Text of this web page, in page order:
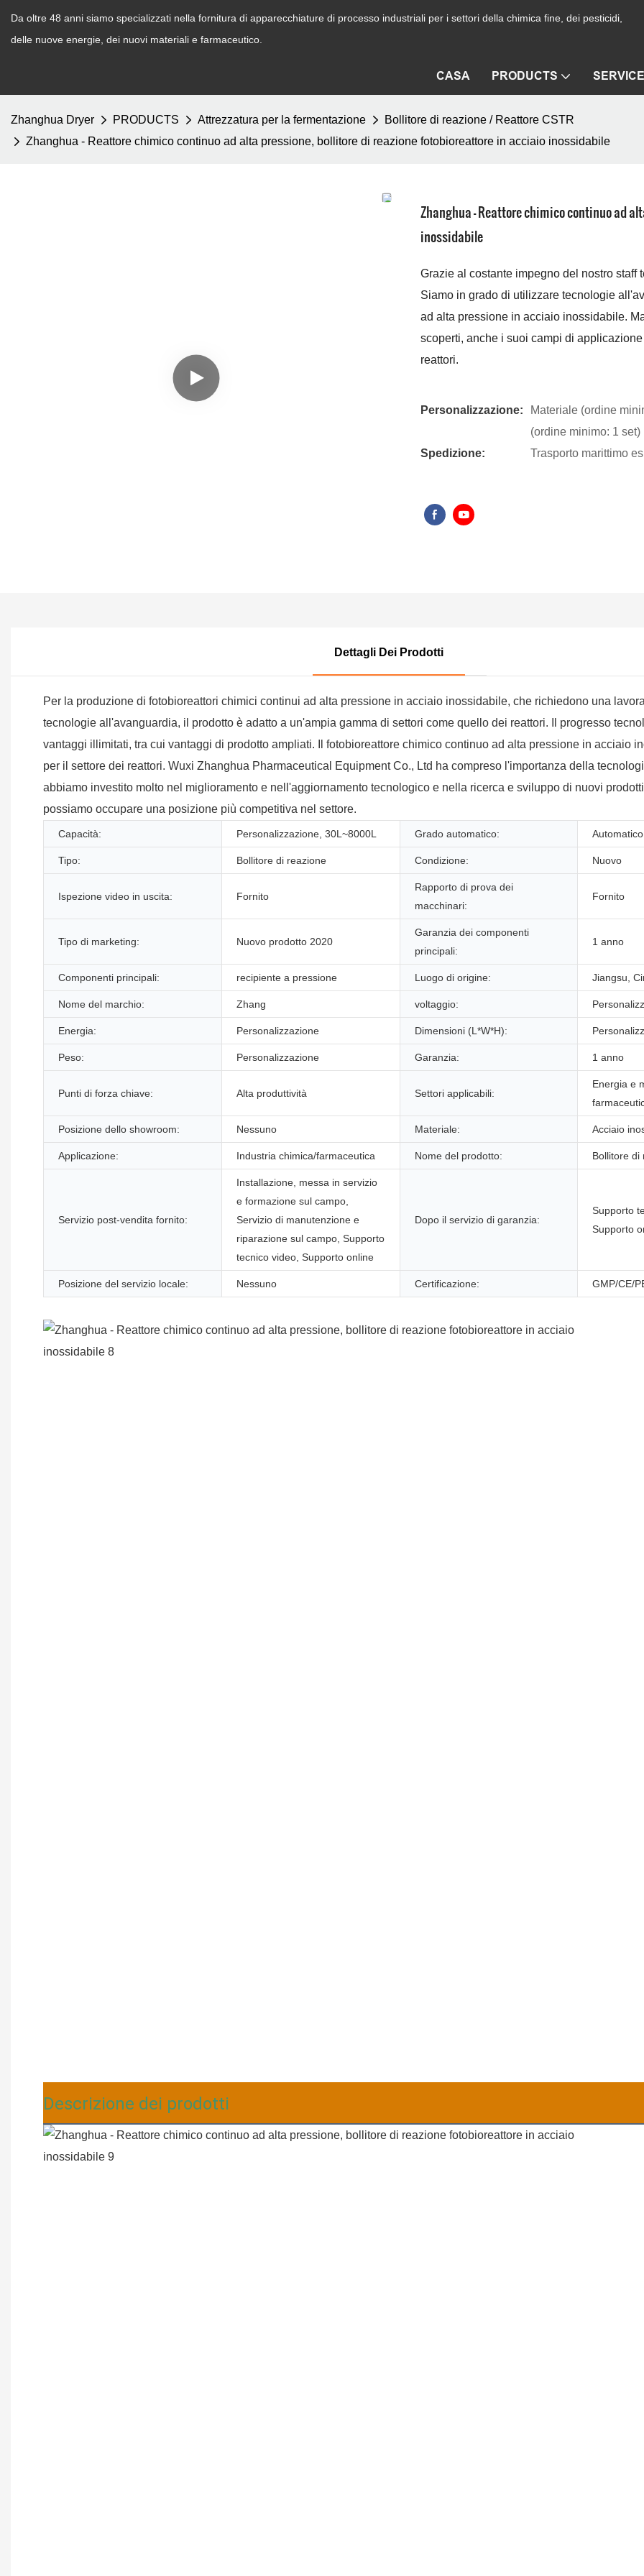
Da oltre 48 anni siamo specializzati nella fornitura di apparecchiature di processo industriali per i settori della chimica fine, dei pesticidi,
delle nuove energie, dei nuovi materiali e farmaceutico.
CASA PRODUCTS SERVICE
Zhanghua Dryer PRODUCTS Attrezzatura per la fermentazione
Bollitore di reazione / Reattore CSTR
Zhanghua - Reattore chimico continuo ad alta pressione, bollitore di reazione fotobioreattore in acciaio inossidabile
Zhanghua - Reattore chimico continuo ad
inossidabile
Grazie al costante impegno del nostro
Siamo in grado di utilizzare tecnologie
ad alta pressione in acciaio inossidabile.
scoperti, anche i suoi campi di
reattori.
Personalizzazione:
Materiale (ordine
(ordine minimo: 1 set)
Spedizione:
Trasporto marittimo
Dettagli Dei Prodotti
Per la produzione di fotobioreattori chimici continui ad alta pressione in acciaio inossidabile, che richiedono una
tecnologie all'avanguardia, il prodotto è adatto a un'ampia gamma di settori come quello dei reattori. Il progresso
vantaggi illimitati, tra cui vantaggi di prodotto ampliati. Il fotobioreattore chimico continuo ad alta pressione in acciaio
per il settore dei reattori. Wuxi Zhanghua Pharmaceutical Equipment Co., Ltd ha compreso l'importanza della
abbiamo investito molto nel miglioramento e nell'aggiornamento tecnologico e nella ricerca e sviluppo di nuovi
possiamo occupare una posizione più competitiva nel settore.
Capacità: Personalizzazione, 30L~8000L Grado automatico: Automatico
Tipo: Bollitore di reazione Condizione: Nuovo
Ispezione video in uscita: Fornito
Rapporto di prova dei
macchinari:
Fornito
Tipo di marketing: Nuovo prodotto 2020
Garanzia dei componenti
principali:
1 anno
Componenti principali: recipiente a pressione Luogo di origine: Jiangsu,
Nome del marchio: Zhang voltaggio:
Energia: Personalizzazione Dimensioni (L*W*H):
Peso: Personalizzazione Garanzia: 1 anno
Punti di forza chiave: Alta produttività Settori applicabili:
Energia e
Posizione dello showroom: Nessuno Materiale: Acciaio
Applicazione: Industria chimica/farmaceutica Nome del prodotto: Bollitore di
Servizio post-vendita fornito:
Installazione, messa in servizio
e formazione sul campo,
Servizio di manutenzione e
riparazione sul campo, Supporto
tecnico video, Supporto online
Dopo il servizio di garanzia:
Supporto
Supporto
Posizione del servizio locale: Nessuno Certificazione: GMP/CE/
Descrizione dei prodotti